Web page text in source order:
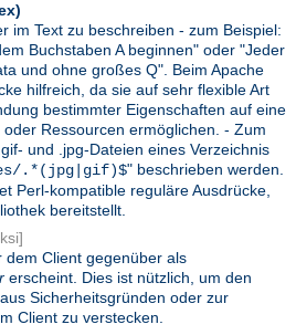
im Text zu beschreiben - zum Beispiel:
Buchstaben A beginnen" oder "Jeder
und ohne großes Q". Beim Apache
hilfreich, da sie auf sehr flexible Art
bestimmter Eigenschaften auf eine
Ressourcen ermöglichen. - Zum
und .jpg-Dateien eines Verzeichnis
.*(jpg|gif)$" beschrieben werden.
Perl-kompatible reguläre Ausdrücke,
bereitstellt.
dem Client gegenüber als
erscheint. Dies ist nützlich, um den
Sicherheitsgründen oder zur
Client zu verstecken.